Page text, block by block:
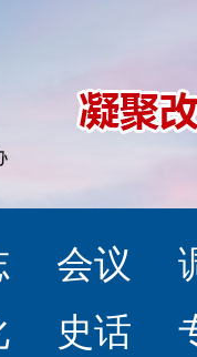
会议
史话